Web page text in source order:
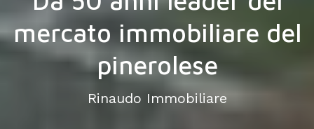
mercato immobiliare del
pinerolese
Rinaudo Immobiliare